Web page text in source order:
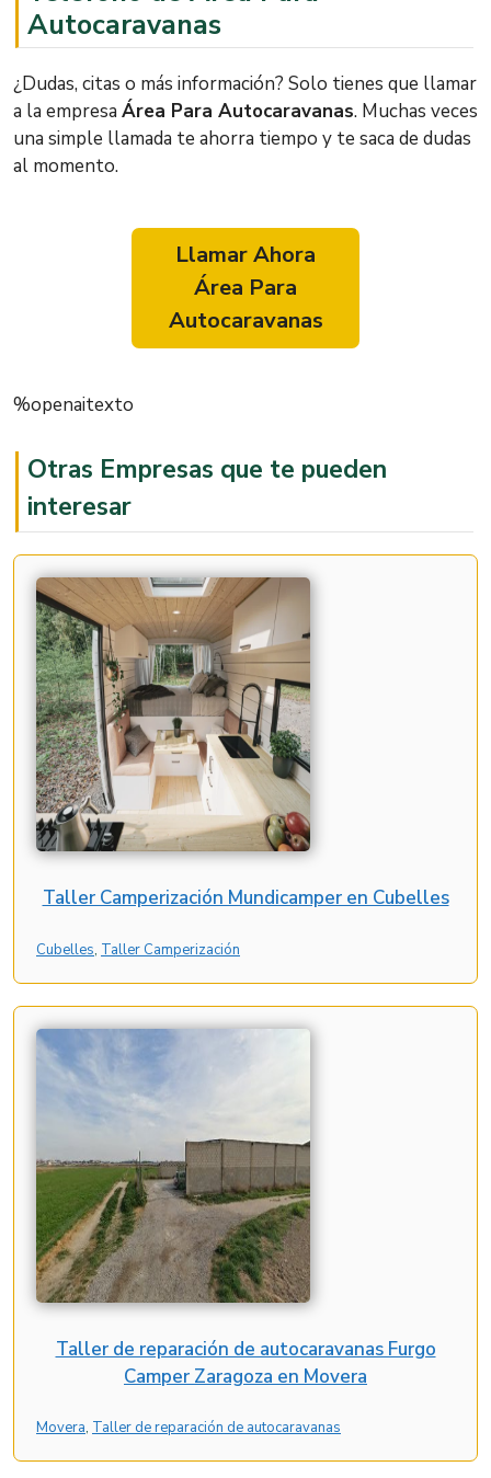
Autocaravanas
¿Dudas, citas o más información? Solo tienes que llamar
a la empresa Área Para Autocaravanas. Muchas veces
una simple llamada te ahorra tiempo y te saca de dudas
al momento.
Llamar Ahora
Área Para
Autocaravanas
%openaitexto
Otras Empresas que te pueden
interesar
Taller Camperización Mundicamper en Cubelles
Cubelles, Taller Camperización
Taller de reparación de autocaravanas Furgo
Camper Zaragoza en Movera
Movera, Taller de reparación de autocaravanas